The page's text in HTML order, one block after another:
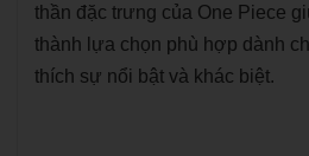
thần đặc trưng của One Piece
thành lựa chọn phù hợp dành
thích sự nổi bật và khác biệt.